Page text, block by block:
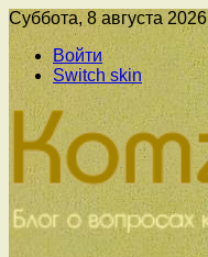
Суббота, 8 августа 2026
Войти
Switch skin